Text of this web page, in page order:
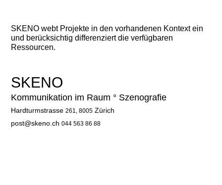
SKENO webt Projekte in den vorhandenen Kontext ein
und berücksichtig differenziert die verfügbaren
Ressourcen.
SKENO
Kommunikation im Raum ° Szenografie
Hardturmstrasse261,8005 Zürich
post@skeno.ch044 563 86 88